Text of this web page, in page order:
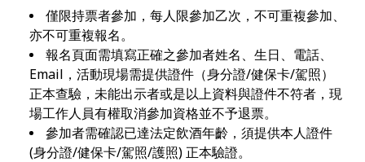
僅限持票者參加，每人限參加乙次，不可重複參加、
亦不可重複報名。
報名頁面需填寫正確之參加者姓名、生日、電話、
Email，活動現場需提供證件（身分證/健保卡/駕照）
正本查驗，未能出示者或是以上資料與證件不符者，現
場工作人員有權取消參加資格並不予退票。
參加者需確認已達法定飲酒年齡，須提供本人證件
(身分證/健保卡/駕照/護照) 正本驗證。